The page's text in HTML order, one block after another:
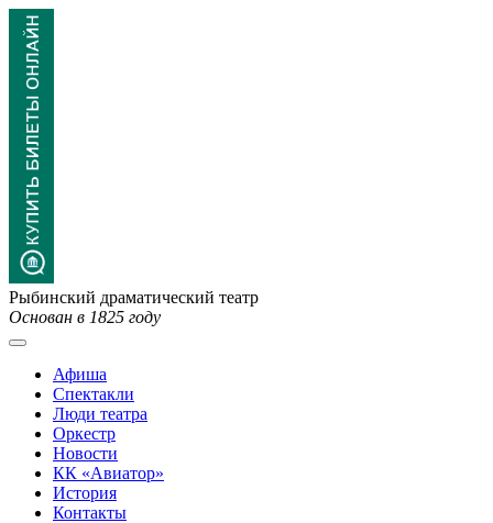
Рыбинский драматический театр
Основан в 1825 году
Афиша
Спектакли
Люди театра
Оркестр
Новости
КК «Авиатор»
История
Контакты